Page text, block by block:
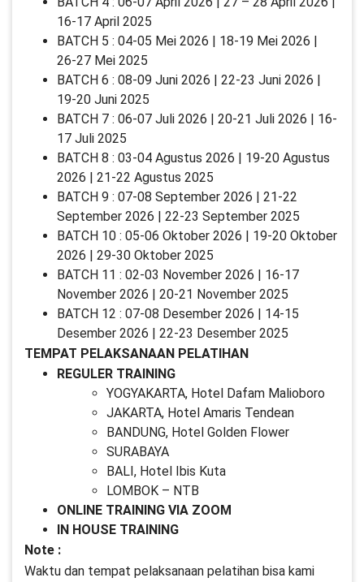
16-17 April 2025
BATCH 5 : 04-05 Mei 2026 | 18-19 Mei 2026 |
26-27 Mei 2025
BATCH 6 : 08-09 Juni 2026 | 22-23 Juni 2026 |
19-20 Juni 2025
BATCH 7 : 06-07 Juli 2026 | 20-21 Juli 2026 | 16-
17 Juli 2025
BATCH 8 : 03-04 Agustus 2026 | 19-20 Agustus
2026 | 21-22 Agustus 2025
BATCH 9 : 07-08 September 2026 | 21-22
September 2026 | 22-23 September 2025
BATCH 10 : 05-06 Oktober 2026 | 19-20 Oktober
2026 | 29-30 Oktober 2025
BATCH 11 : 02-03 November 2026 | 16-17
November 2026 | 20-21 November 2025
BATCH 12 : 07-08 Desember 2026 | 14-15
Desember 2026 | 22-23 Desember 2025
TEMPAT PELAKSANAAN PELATIHAN
REGULER TRAINING
YOGYAKARTA, Hotel Dafam Malioboro
JAKARTA, Hotel Amaris Tendean
BANDUNG, Hotel Golden Flower
SURABAYA
BALI, Hotel Ibis Kuta
LOMBOK – NTB
ONLINE TRAINING VIA ZOOM
IN HOUSE TRAINING
Note :
Waktu dan tempat pelaksanaan pelatihan bisa kami